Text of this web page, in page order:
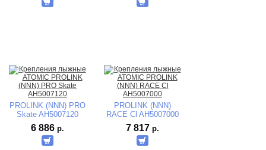
PROLINK (NNN) PRO
Skate AH5007120
6 886 р.
PROLINK (NNN)
RACE Cl AH5007000
7 817 р.